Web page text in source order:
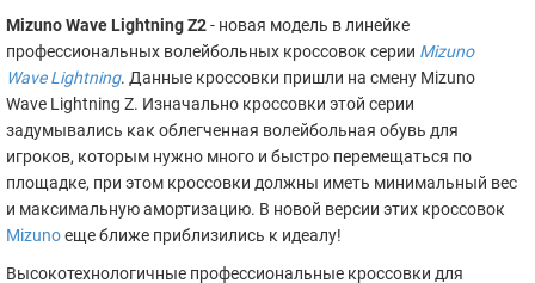
Mizuno Wave Lightning Z2- новая модель в линейке
профессиональных волейбольных кроссовок серии Mizuno
Wave Lightning. Данные кроссовки пришли на смену Mizuno
Wave Lightning Z. Изначально кроссовки этой серии
задумывались как облегченная волейбольная обувь для
игроков, которым нужно много и быстро перемещаться по
площадке, при этом кроссовки должны иметь минимальный вес
и максимальную амортизацию. В новой версии этих кроссовок
Mizunoеще ближе приблизились к идеалу!
Высокотехнологичные профессиональные кроссовки для